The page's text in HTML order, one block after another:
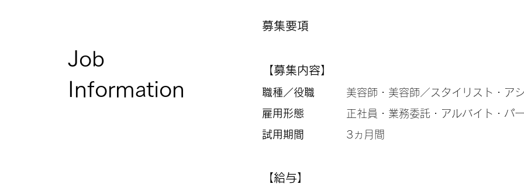
Job
Information
募集要項
【募集内容】
職種／役職 美容師・美容師／スタイリスト・アシ
雇用形態 正社員・業務委託・アルバイト・パー
試用期間 3ヵ月間
【給与】